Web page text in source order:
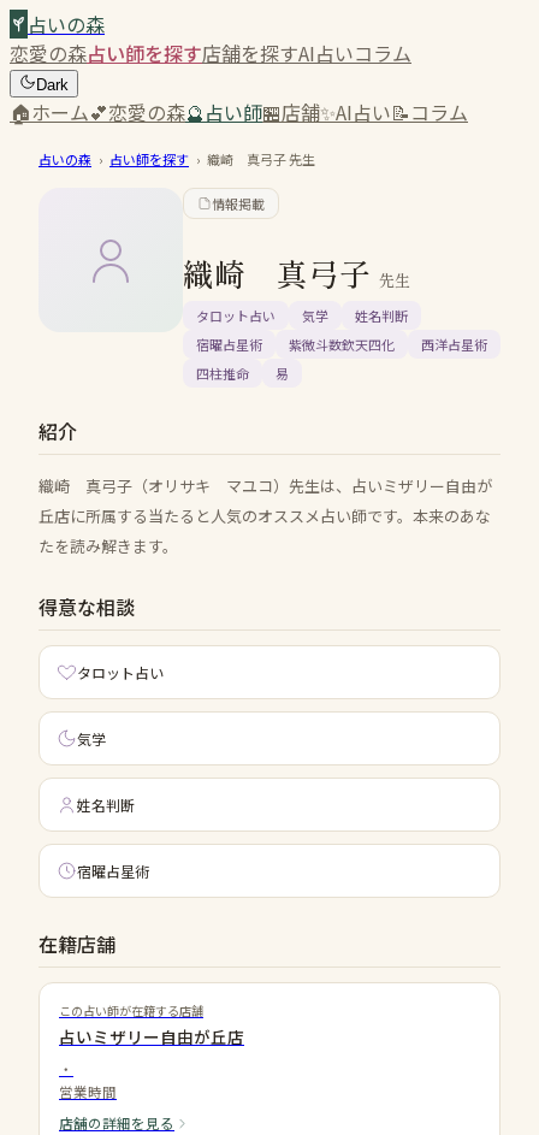
占いの森
恋愛の森占い師を探す店舗を探すAI占いコラム
Dark
🏠ホーム💕恋愛の森🔮占い師🏪店舗✨AI占い📝コラム
占いの森 › 占い師を探す › 織崎 真弓子先生
情報掲載
織崎 真弓子 先生
タロット占い 気学
姓名判断
宿曜占星術
紫微斗数欽天四化
西洋占星術
四柱推命
易
紹介
織崎 真弓子（オリサキ マユコ）先生は、占いミザリー自由が
丘店に所属する当たると人気のオススメ占い師です。本来のあな
たを読み解きます。
得意な相談
タロット占い
気学
姓名判断
宿曜占星術
在籍店舗
この占い師が在籍する店舗
占いミザリー自由が丘店
・
営業時間
店舗の詳細を見る